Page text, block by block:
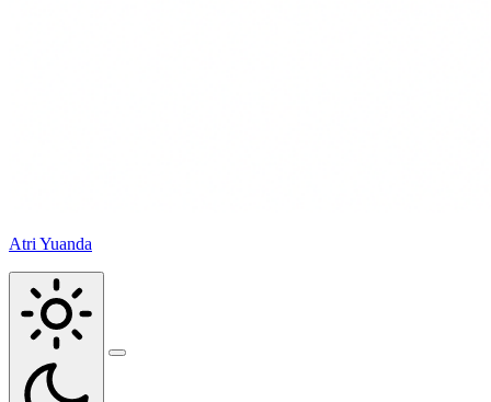
Atri Yuanda
Buka